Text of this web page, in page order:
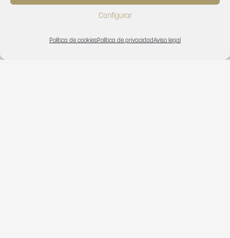
Configurar
Política de cookiesPolítica de privacidadAviso legal